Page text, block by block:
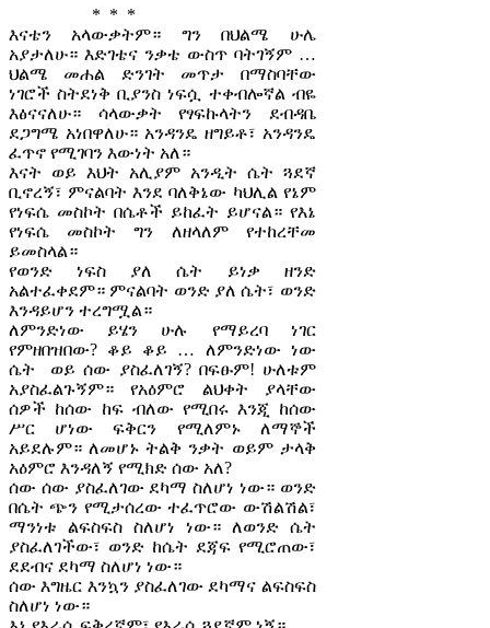
* * *
እናቴን አላውቃትም። ግን በህልሜ ሁሌ
አያታለሁ። እድገቴና ንቃቴ ውስጥ ባትገኝም …
ህልሜ መሐል ድንገት መጥታ በማስባቸው
ነገሮች ስትደነቅ ቢያንስ ነፍሷ ተቀብሎኛል ብዬ
እፅናናለሁ። ሳላውቃት የፃፍኩላትን ደብዳቤ
ደጋግሜ አነበዋለሁ። አንዳንዴ ዘግይቶ፣ አንዳንዴ
ፈጥኖ የሚገባን እውነት አለ።
እናት ወይ እህት አሊያም አንዲት ሴት ጓደኛ
ቢኖረኝ፣ ምናልባት እንደ ባለቅኔው ካህሊል የኔም
የነፍሴ መስኮት በሴቶች ይከፈት ይሆናል። የእኔ
የነፍሴ መስኮት ግን ለዘላለም የተከረቸመ
ይመስላል።
የወንድ ነፍስ ያለ ሴት ይነቃ ዘንድ
አልተፈቀደም። ምናልባት ወንድ ያለ ሴት፣ ወንድ
እንዳይሆን ተረግሟል።
ለምንድነው ይሄን ሁሉ የማይረባ ነገር
የምዘበዝበው? ቆይ ቆይ … ለምንድነው ነው
ሴት ወይ ሰው ያስፈለገኝ? በፍፁም! ሁለቱም
አያስፈልጉኝም። የአዕምሮ ልህቀት ያላቸው
ሰዎች ከሰው ከፍ ብለው የሚበሩ እንጂ ከሰው
ሥር ሆነው ፍቅርን የሚለምኑ ለማኞች
አይደሉም። ለመሆኑ ትልቅ ንቃት ወይም ታላቅ
አዕምሮ እንዳለኝ የሚክድ ሰው አለ?
ሰው ሰው ያስፈለገው ደካማ ስለሆነ ነው። ወንድ
በሴት ጭን የሚታሰረው ተፈጥሮው ውሽልሽል፣
ማንነቱ ልፍስፍስ ስለሆነ ነው። ለወንድ ሴት
ያስፈለገችው፣ ወንድ ከሴት ደጃፍ የሚሮጠው፣
ደደብና ደካማ ስለሆነ ነው።
ሰው እግዜር እንኳን ያስፈለገው ደካማና ልፍስፍስ
ስለሆነ ነው።